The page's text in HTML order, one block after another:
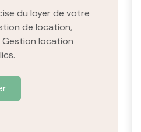
du loyer de votre
de location,
Gestion location